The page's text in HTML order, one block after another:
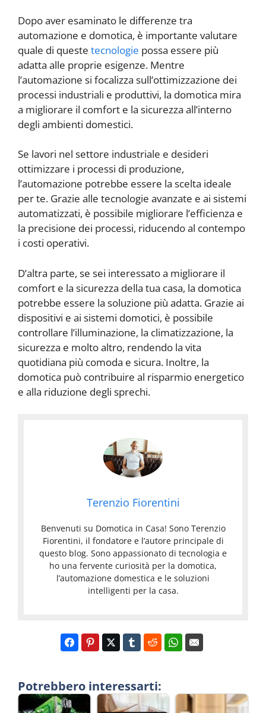
Dopo aver esaminato le differenze tra
automazione e domotica, è importante valutare
quale di queste tecnologie possa essere più
adatta alle proprie esigenze. Mentre
l’automazione si focalizza sull’ottimizzazione dei
processi industriali e produttivi, la domotica mira
a migliorare il comfort e la sicurezza all’interno
degli ambienti domestici.
Se lavori nel settore industriale e desideri
ottimizzare i processi di produzione,
l’automazione potrebbe essere la scelta ideale
per te. Grazie alle tecnologie avanzate e ai sistemi
automatizzati, è possibile migliorare l’efficienza e
la precisione dei processi, riducendo al contempo
i costi operativi.
D’altra parte, se sei interessato a migliorare il
comfort e la sicurezza della tua casa, la domotica
potrebbe essere la soluzione più adatta. Grazie ai
dispositivi e ai sistemi domotici, è possibile
controllare l’illuminazione, la climatizzazione, la
sicurezza e molto altro, rendendo la vita
quotidiana più comoda e sicura. Inoltre, la
domotica può contribuire al risparmio energetico
e alla riduzione degli sprechi.
Terenzio Fiorentini
Benvenuti su Domotica in Casa! Sono Terenzio
Fiorentini, il fondatore e l’autore principale di
questo blog. Sono appassionato di tecnologia e
ho una fervente curiosità per la domotica,
l’automazione domestica e le soluzioni
intelligenti per la casa.
Potrebbero interessarti: